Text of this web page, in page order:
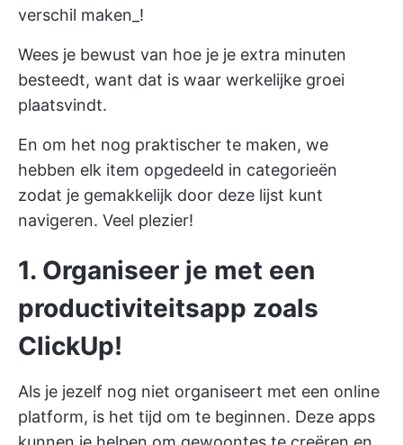
verschil maken_!
Wees je bewust van hoe je je extra minuten
besteedt, want dat is waar werkelijke groei
plaatsvindt.
En om het nog praktischer te maken, we
hebben elk item opgedeeld in categorieën
zodat je gemakkelijk door deze lijst kunt
navigeren. Veel plezier!
1. Organiseer je met een
productiviteitsapp zoals
ClickUp!
Als je jezelf nog niet organiseert met een online
platform, is het tijd om te beginnen. Deze apps